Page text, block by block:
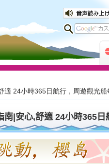
適 24小時365日航行，周遊觀光船
南|安心,舒適 24小時365